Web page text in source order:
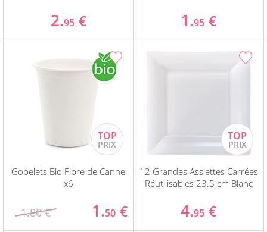
2.95 € 1.95 €
Gobelets Bio Fibre de Canne
x6
1.80 € 1.50 €
12 Grandes Assiettes Carrées
Réutilisables 23.5 cm Blanc
4.95 €